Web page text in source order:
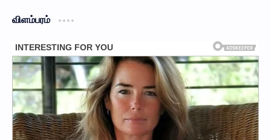
விளம்பரம்